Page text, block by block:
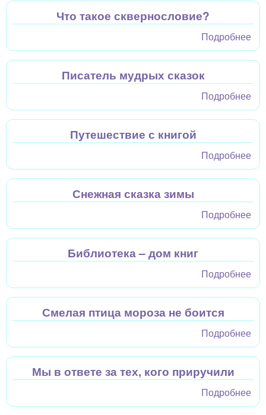
Что такое сквернословие?
Подробнее
Писатель мудрых сказок
Подробнее
Путешествие с книгой
Подробнее
с
Снежная сказка зимы
Подробнее
Библиотека – дом книг
Подробнее
–
Смелая птица мороза не боится
Подробнее
Мы в ответе за тех, кого приручили
Подробнее